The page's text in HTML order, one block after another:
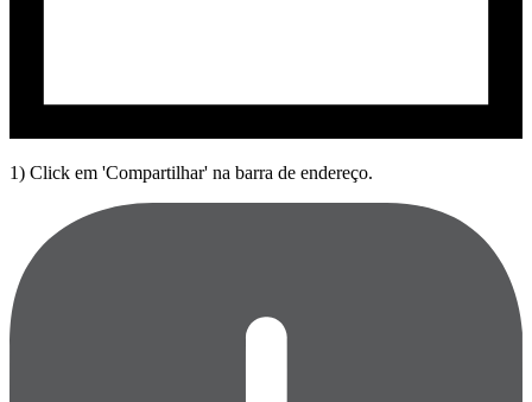
1) Click em 'Compartilhar' na barra de endereço.